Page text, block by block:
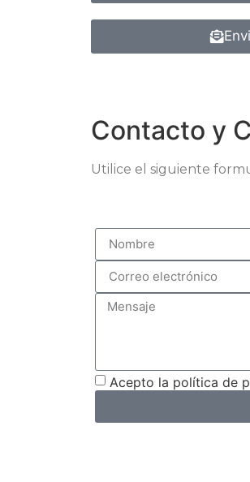
Contacto y
Utilice el siguiente
Acepto la política de